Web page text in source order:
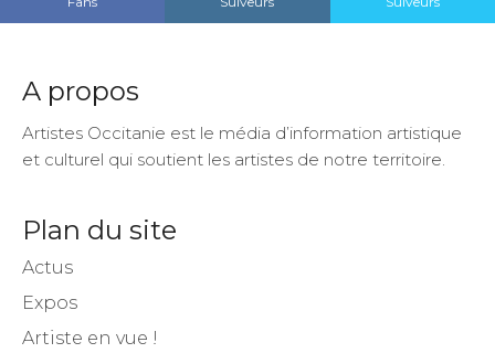
A propos
Artistes Occitanie est le média d’information artistique
et culturel qui soutient les artistes de notre territoire.
Plan du site
Actus
Expos
Artiste en vue !